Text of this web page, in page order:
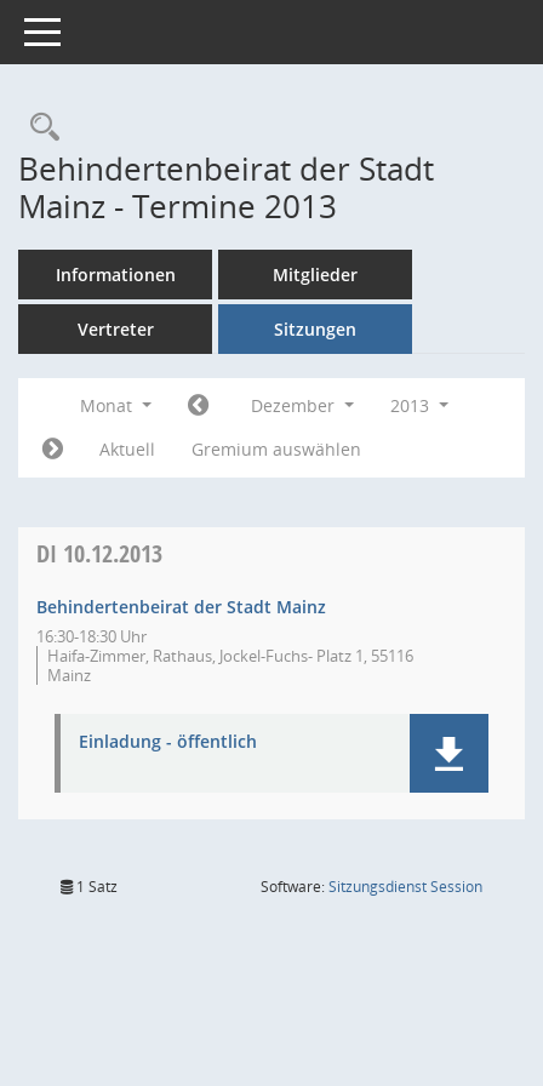
Toggle navigation
Rechercheauswahl
Behindertenbeirat der Stadt
Mainz - Termine 2013
Informationen Mitglieder
Vertreter Sitzungen
Monat Dezember
2013
Aktuell
Gremium auswählen
DI 10.12.2013
Behindertenbeirat der Stadt Mainz
16:30-18:30 Uhr
Haifa-Zimmer, Rathaus, Jockel-Fuchs- Platz 1, 55116
Mainz
Einladung - öffentlich
1 Satz Software:SitzungsdienstSession(Wird in